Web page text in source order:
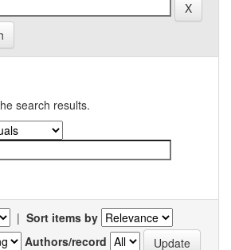
search results.
| Sort items by
Authors/record